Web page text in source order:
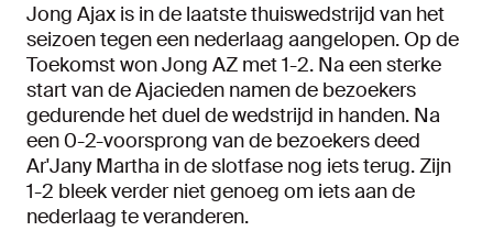
Jong Ajax is in de laatste thuiswedstrijd van het
seizoen tegen een nederlaag aangelopen. Op de
Toekomst won Jong AZ met 1-2. Na een sterke
start van de Ajacieden namen de bezoekers
gedurende het duel de wedstrijd in handen. Na
een 0-2-voorsprong van de bezoekers deed
Ar'Jany Martha in de slotfase nog iets terug. Zijn
1-2 bleek verder niet genoeg om iets aan de
nederlaag te veranderen.